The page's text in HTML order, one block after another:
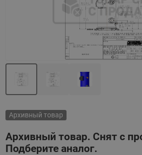
Архивный товар
Архивный товар. Снят с
Подберите аналог.